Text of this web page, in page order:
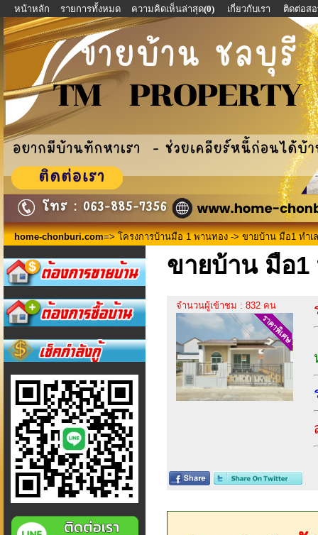
หน้าหลัก รายการทั้งหมด ความคิดเห็นล่าสุด(0) เกี่ยวกับเรา ติดต่อส
home-chonburi.com=> โครงการบ้านมือ 1 พานทอง -> ขายบ้าน มือ1 ทำเ
ขายบ้าน มือ1
จำนวนผู้เข้าชม : 832 คน